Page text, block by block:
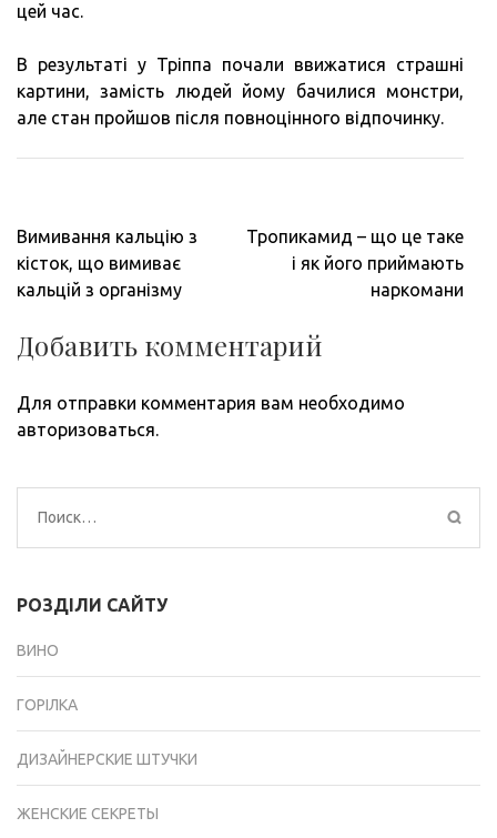
цей час.
В результаті у Тріппа почали ввижатися страшні
картини, замість людей йому бачилися монстри,
але стан пройшов після повноцінного відпочинку.
Навигация
по
записям
Вимивання кальцію з
кісток, що вимиває
кальцій з організму
Тропикамид – що це таке
і як його приймають
наркомани
Добавить комментарий
Для отправки комментария вам необходимо
авторизоваться.
Найти:
РОЗДІЛИ САЙТУ
ВИНО
ГОРІЛКА
ДИЗАЙНЕРСКИЕ ШТУЧКИ
ЖЕНСКИЕ СЕКРЕТЫ